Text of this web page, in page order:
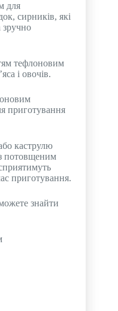
для
сирників, які
зручно
тефлоновим
і овочів.
приготування
каструлю
потовщеним
приготування.
знайти